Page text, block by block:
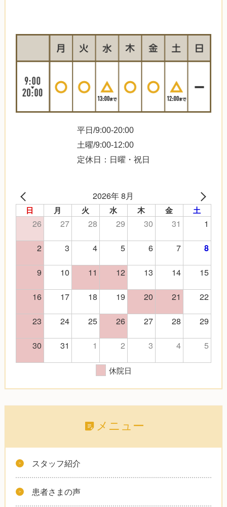
平日/9:00-20:00
土曜/9:00-12:00
定休日：日曜・祝日
2026年 8月
日 月 火 水 木 金 土
26 27 28 29 30 31
1
2
3 4 5 6 7 8
9 10 11 12 13 14
15
16
17 18 19 20 21
22
23
24 25 26 27 28
29
30
31 1 2 3 4 5
休院日
メニュー
スタッフ紹介
患者さまの声